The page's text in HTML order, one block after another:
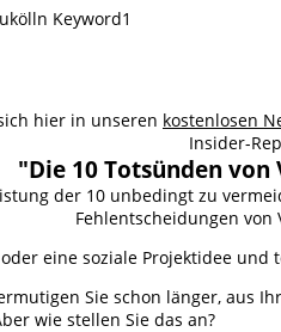
hier in unseren kostenlosen
Insider-
"Die 10 Totsünden
der 10 unbedingt zu
Fehlentscheidungen von
eine soziale Projektidee
Sie schon länger, aus
wie stellen Sie das an?